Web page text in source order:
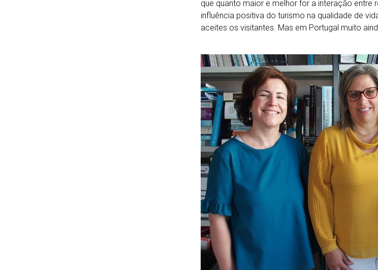
que quanto maior e melhor for a interação entre
influência positiva do turismo na qualidade de
aceites os visitantes. Mas em Portugal muito